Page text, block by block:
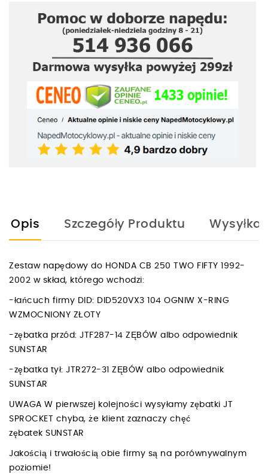
Opis Szczegóły Produktu Wysyłka
Zestaw napędowy do HONDA CB 250 TWO FIFTY 1992-
2002 w skład, którego wchodzi:
-łańcuch firmy DID: DID520VX3 104 OGNIW X-RING
WZMOCNIONY ZŁOTY
-zębatka przód: JTF287-14 ZĘBÓW albo odpowiednik
SUNSTAR
-zębatka tył: JTR272-31 ZĘBÓW albo odpowiednik
SUNSTAR
UWAGA W pierwszej kolejności wysyłamy zębatki JT
SPROCKET chyba, że klient zaznaczy chęć
zębatek SUNSTAR
Jakością i trwałością obie firmy są na porównywalnym
poziomie!